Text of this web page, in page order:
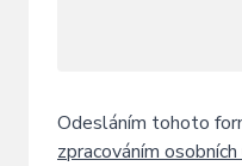
Odesláním tohoto
zpracováním osobních